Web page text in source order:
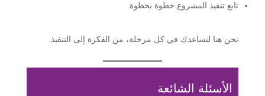
تابع تنفيذ المشروع خطوة بخطوة.
نحن هنا لنساعدك في كل مرحلة، من الفكرة إلى التنفيذ.
الأسئلة الشائعة